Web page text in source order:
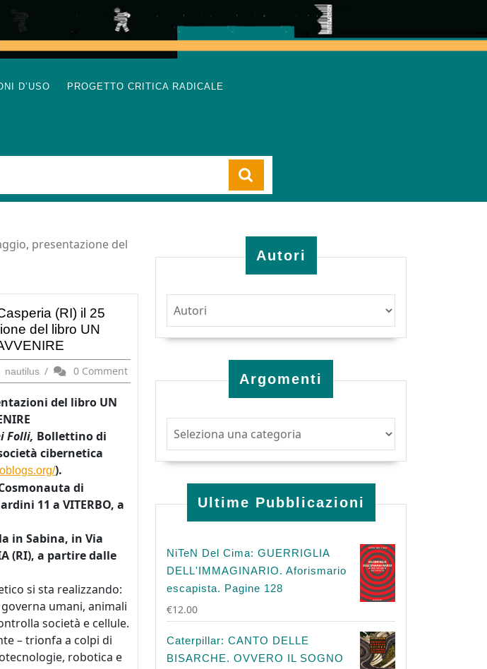
D’USO PROGETTO CRITICA RADICALE
presentazione del
(RI) il 25
del libro UN
nautilusnautilus
/ 0 Comment
del libro UN
Folli, Bollettino di
cibernetica
).
di
11 a VITERBO, a
in Sabina, in Via
(RI), a partire dalle
si sta realizzando:
umani, animali
società e cellule.
– trionfa a colpi di
robotica e
Autori
Argomenti
Ultime Pubblicazioni
NiTeN Del Cima: GUERRIGLIA
DELL'IMMAGINARIO. Aforismario
escapista. Pagine 128
€12.00
Caterpillar: CANTO DELLE
BISARCHE. OVVERO IL SOGNO